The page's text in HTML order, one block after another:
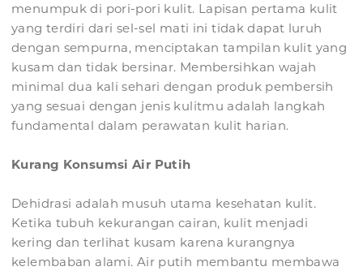
menumpuk di pori-pori kulit. Lapisan pertama kulit
yang terdiri dari sel-sel mati ini tidak dapat luruh
dengan sempurna, menciptakan tampilan kulit yang
kusam dan tidak bersinar. Membersihkan wajah
minimal dua kali sehari dengan produk pembersih
yang sesuai dengan jenis kulitmu adalah langkah
fundamental dalam perawatan kulit harian.
Kurang Konsumsi Air Putih
Dehidrasi adalah musuh utama kesehatan kulit.
Ketika tubuh kekurangan cairan, kulit menjadi
kering dan terlihat kusam karena kurangnya
kelembaban alami. Air putih membantu membawa